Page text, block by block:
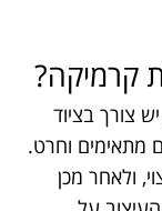
קרמיקה?
צורך בציוד
מתאימים וחרט.
ולאחר מכן